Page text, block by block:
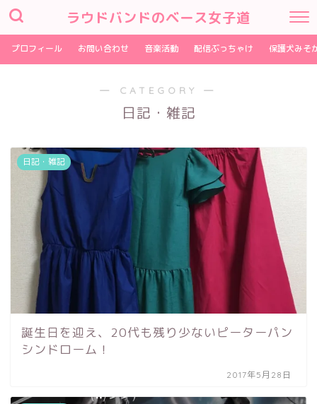
ラウドバンドのベース女子道
プロフィール お問い合わせ 音楽活動 配信ぶっちゃけ 保護犬みそ
― CATEGORY ―
日記・雑記
日記・雑記
誕生日を迎え、20代も残り少ないピーターパン
シンドローム！
2017年5月28日